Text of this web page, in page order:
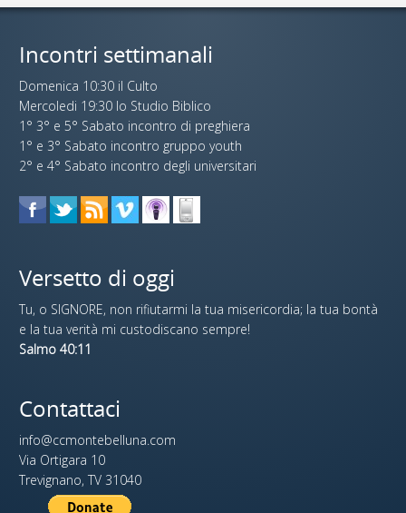
Incontri settimanali
Domenica 10:30 il Culto
Mercoledi 19:30 lo Studio Biblico
1° 3° e 5° Sabato incontro di preghiera
1° e 3° Sabato incontro gruppo youth
2° e 4° Sabato incontro degli universitari
Versetto di oggi
Tu, o SIGNORE, non rifiutarmi la tua misericordia; la tua bontà
e la tua verità mi custodiscano sempre!
Salmo 40:11
Contattaci
info@ccmontebelluna.com
Via Ortigara 10
Trevignano, TV 31040